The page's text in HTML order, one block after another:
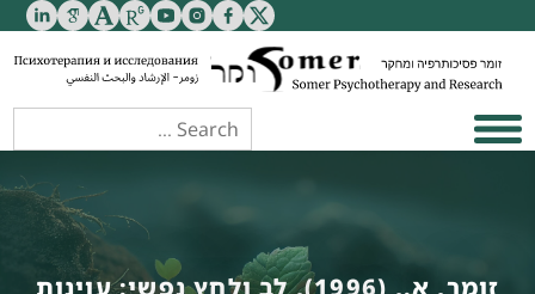
זומר, א., (1996), לב ולחץ נפשי: עוינות